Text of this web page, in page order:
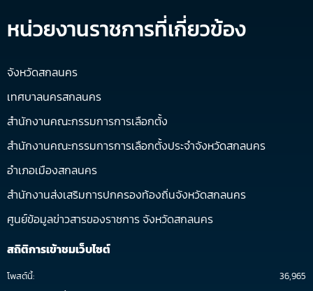
หน่วยงานราชการที่เกี่ยวข้อง
จังหวัดสกลนคร
เทศบาลนครสกลนคร
สำนักงานคณะกรรมการการเลือกตั้ง
สำนักงานคณะกรรมการการเลือกตั้งประจำจังหวัดสกลนคร
อำเภอเมืองสกลนคร
สำนักงานส่งเสริมการปกครองท้องถิ่นจังหวัดสกลนคร
ศูนย์ข้อมูลข่าวสารของราชการ จังหวัดสกลนคร
สถิติการเข้าชมเว็บไซต์
โพสต์นี้:
36,965